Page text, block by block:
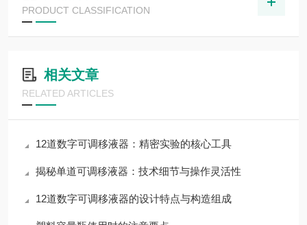
PRODUCT CLASSIFICATION
相关文章
RELATED ARTICLES
12道数字可调移液器：精密实验的核心工具
揭秘单道可调移液器：技术细节与操作灵活性
12道数字可调移液器的设计特点与构造组成